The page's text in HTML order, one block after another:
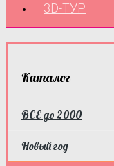
3D-ТУР
Каталог
ВСЕ до 2000
Новый год